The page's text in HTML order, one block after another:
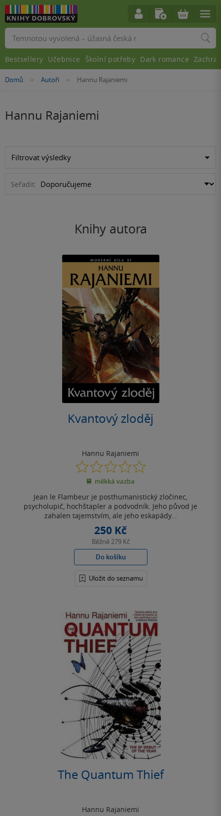
Nacházíte
Domů »Autoři »Hannu Rajaniemi
Hannu Rajaniemi
Filtrovat výsledky
Seřadit:
Knihy autora
Kvantový zloděj
Hannu Rajaniemi
0.0
z
5
měkká vazba
Jean le Flambeur je posthumanistický zločinec,
psycholupič, hochštapler a podvodník. Jeho původ je
zahalen tajemstvím, ale jeho eskapády...
250 Kč
Běžně279 Kč
Do košíku
Uložit do seznamu
The Quantum Thief
Hannu Rajaniemi
Vyhledávání
Bestsellery Učebnice Školní potřeby Dark romance